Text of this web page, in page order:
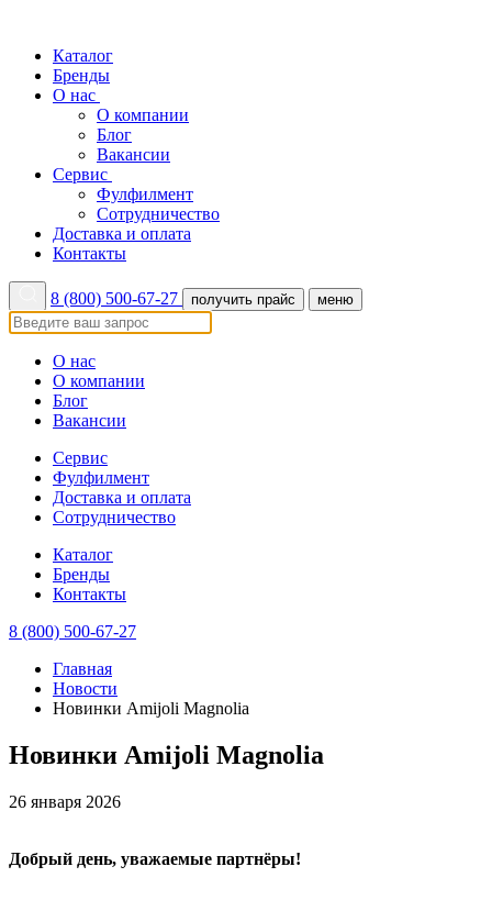
Каталог
Бренды
О нас
О компании
Блог
Вакансии
Сервис
Фулфилмент
Сотрудничество
Доставка и оплата
Контакты
8 (800) 500-67-27 получить прайс меню
О нас
О компании
Блог
Вакансии
Сервис
Фулфилмент
Доставка и оплата
Сотрудничество
Каталог
Бренды
Контакты
8 (800) 500-67-27
Главная
Новости
Новинки Amijoli Magnolia
Новинки Amijoli Magnolia
26 января 2026
Добрый день, уважаемые партнёры!